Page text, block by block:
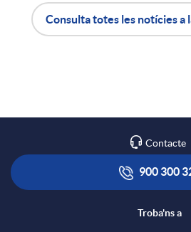
a
X
i
ó
Consulta totes les notícies a
Contacte
900 300
Troba'ns a